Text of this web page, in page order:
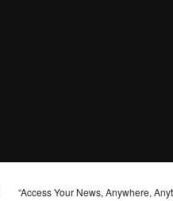
“Access Your News, Anywhere,